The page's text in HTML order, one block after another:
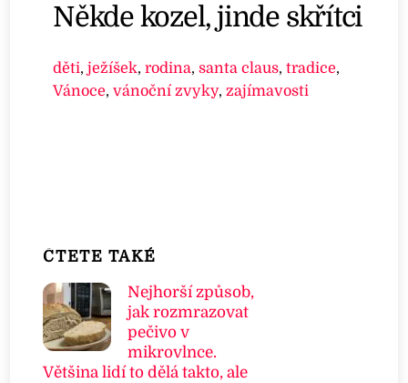
Někde kozel, jinde skřítci
děti,ježíšek,rodina,santa claus,tradice,
Vánoce,vánoční zvyky,zajímavosti
ČTETE TAKÉ
Nejhorší způsob,
jak rozmrazovat
pečivo v
mikrovlnce.
Většina lidí to dělá takto, ale